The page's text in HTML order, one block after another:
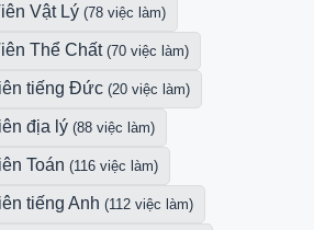
Vật Lý (78 việc làm)
Thể Chất (70 việc làm)
tiếng Đức (20 việc làm)
địa lý (88 việc làm)
Toán (116 việc làm)
tiếng Anh (112 việc làm)